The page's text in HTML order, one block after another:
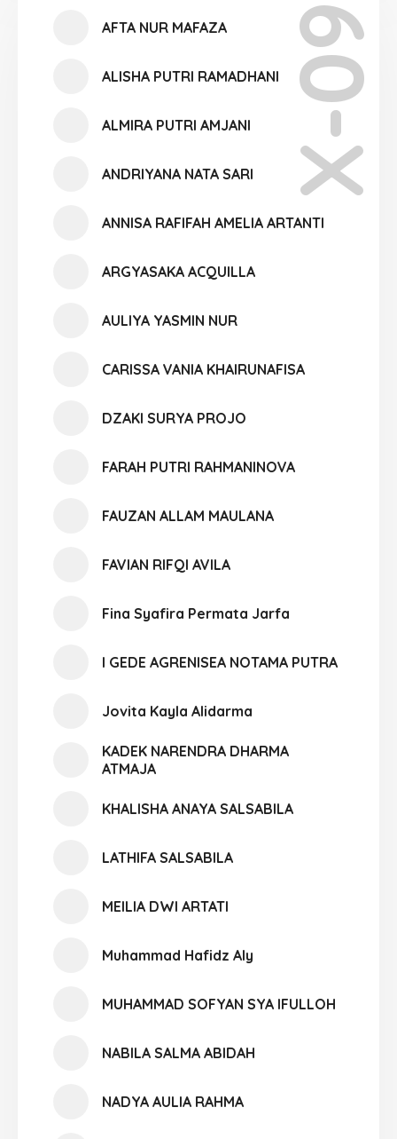
X-09
AFTA NUR MAFAZA
ALISHA PUTRI RAMADHANI
ALMIRA PUTRI AMJANI
ANDRIYANA NATA SARI
ANNISA RAFIFAH AMELIA ARTANTI
ARGYASAKA ACQUILLA
AULIYA YASMIN NUR
CARISSA VANIA KHAIRUNAFISA
DZAKI SURYA PROJO
FARAH PUTRI RAHMANINOVA
FAUZAN ALLAM MAULANA
FAVIAN RIFQI AVILA
Fina Syafira Permata Jarfa
I GEDE AGRENISEA NOTAMA PUTRA
Jovita Kayla Alidarma
KADEK NARENDRA DHARMA
ATMAJA
KHALISHA ANAYA SALSABILA
LATHIFA SALSABILA
MEILIA DWI ARTATI
Muhammad Hafidz Aly
MUHAMMAD SOFYAN SYA IFULLOH
NABILA SALMA ABIDAH
NADYA AULIA RAHMA